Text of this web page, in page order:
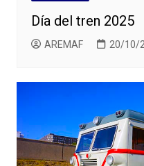
Día del tren 2025
AREMAF 20/10/